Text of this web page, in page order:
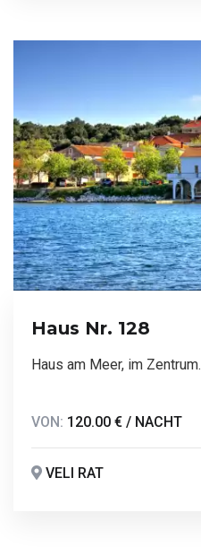
Haus Nr. 128
Haus am Meer, im Zentrum.
VON: 120.00 € / NACHT
VELI RAT